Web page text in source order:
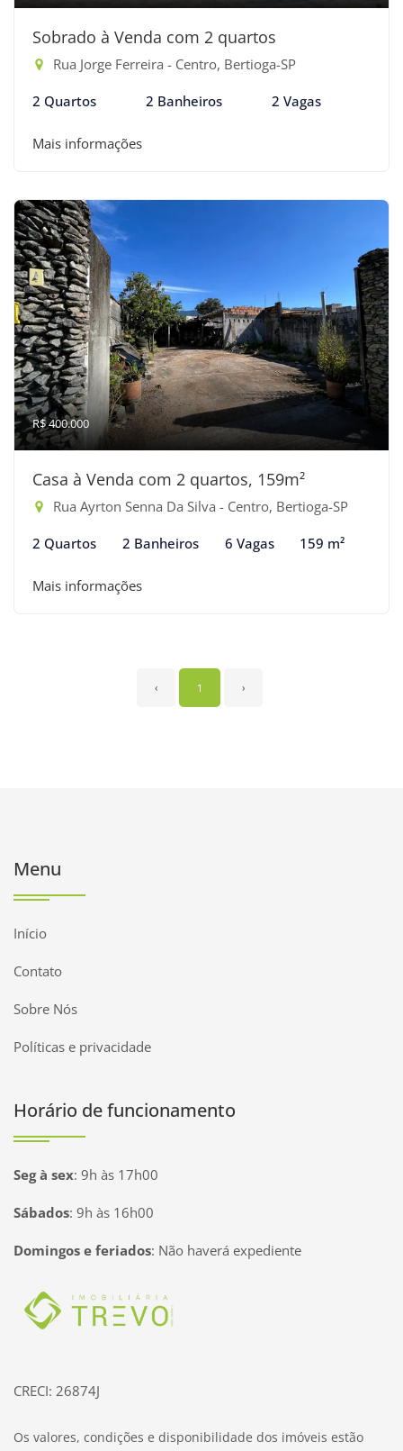
Sobrado à Venda com 2 quartos
Rua Jorge Ferreira - Centro, Bertioga-SP
2 Quartos 2 Banheiros 2 Vagas
Mais informações
R$ 400.000
Casa à Venda com 2 quartos, 159m²
Rua Ayrton Senna Da Silva - Centro, Bertioga-SP
2 Quartos 2 Banheiros 6 Vagas 159 m²
Mais informações
‹ 1 ›
Menu
Início
Contato
Sobre Nós
Políticas e privacidade
Horário de funcionamento
Seg à sex: 9h às 17h00
Sábados: 9h às 16h00
Domingos e feriados: Não haverá expediente
Página inicial
CRECI: 26874J
Os valores, condições e disponibilidade dos imóveis estão